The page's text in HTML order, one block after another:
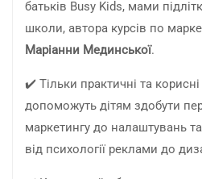
батьків Busy Kids, мами
школи, автора курсів по
Маріанни Мединської.
✔️ Тільки практичні та корисні
допоможуть дітям здобути
маркетингу до налаштувань
від психології реклами до